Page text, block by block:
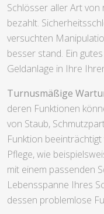
Schlösser aller Art
bezahlt.
versuchten
besser stand. Ein
Geldanlage in Ihre
Turnusmäßige
deren Funktionen
von Staub,
Funktion
Pflege, wie
mit einem passenden
Lebensspanne Ihres
dessen problemlose